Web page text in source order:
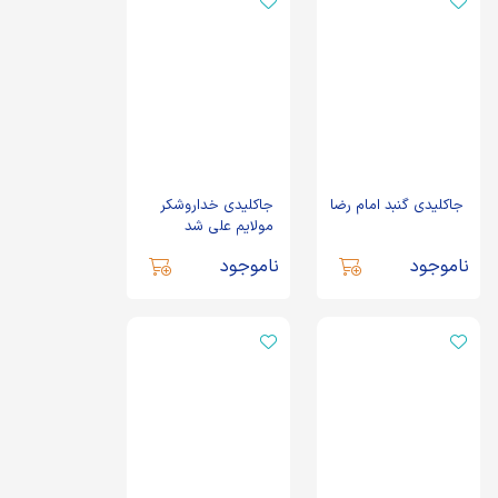
جاکلیدی گنبد امام رضا
ناموجود
جاکلیدی خداروشکر
مولایم علی شد
ناموجود